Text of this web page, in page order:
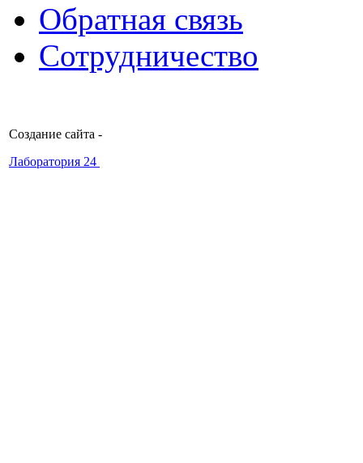
Обратная связь
Сотрудничество
Создание сайта -
Лаборатория 24